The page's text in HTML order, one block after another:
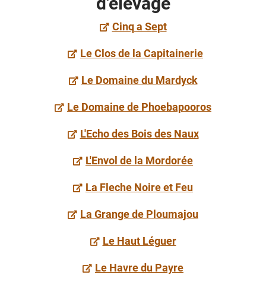
Cinq a Sept
Le Clos de la Capitainerie
Le Domaine du Mardyck
Le Domaine de Phoebapooros
L'Echo des Bois des Naux
L'Envol de la Mordorée
La Fleche Noire et Feu
La Grange de Ploumajou
Le Haut Léguer
Le Havre du Payre